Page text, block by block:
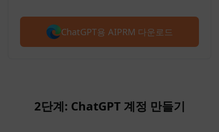
ChatGPT용 AIPRM 다운로드
2단계: ChatGPT 계정 만들기